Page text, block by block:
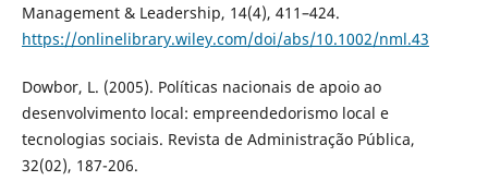
Management & Leadership, 14(4), 411–424.
https://onlinelibrary.wiley.com/doi/abs/10.1002/nml.43
Dowbor, L. (2005). Políticas nacionais de apoio ao
desenvolvimento local: empreendedorismo local e
tecnologias sociais. Revista de Administração Pública,
32(02), 187-206.